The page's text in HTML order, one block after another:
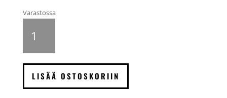
Varastossa
UltraPan
mustavalkofilmi,
LISÄÄ OSTOSKORIIN